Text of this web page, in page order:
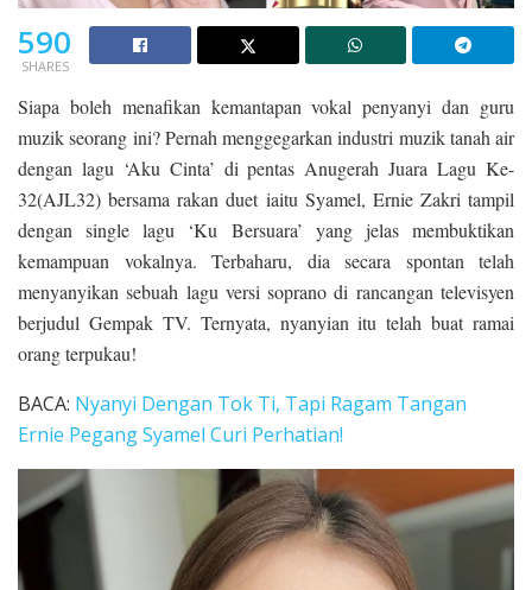
590
SHARES
Siapa boleh menafikan kemantapan vokal penyanyi dan guru
muzik seorang ini? Pernah menggegarkan industri muzik tanah air
dengan lagu ‘Aku Cinta’ di pentas Anugerah Juara Lagu Ke-
32(AJL32) bersama rakan duet iaitu Syamel, Ernie Zakri tampil
dengan single lagu ‘Ku Bersuara’ yang jelas membuktikan
kemampuan vokalnya. Terbaharu, dia secara spontan telah
menyanyikan sebuah lagu versi soprano di rancangan televisyen
berjudul Gempak TV. Ternyata, nyanyian itu telah buat ramai
orang terpukau!
BACA: Nyanyi Dengan Tok Ti, Tapi Ragam Tangan
Ernie Pegang Syamel Curi Perhatian!